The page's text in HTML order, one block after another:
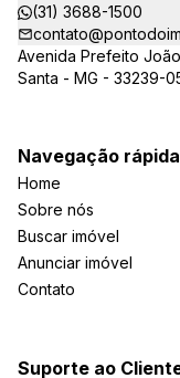
(31) 3688-1500
Avenida Prefeito
Santa - MG - 33239-
Navegação rápida
Home
Sobre nós
Buscar imóvel
Anunciar imóvel
Contato
Suporte ao